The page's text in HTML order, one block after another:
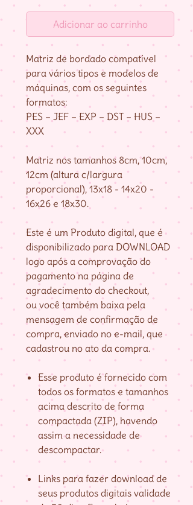
Adicionar ao carrinho
Matriz de bordado compatível
para vários tipos e modelos de
máquinas, com os seguintes
formatos:
PES – JEF – EXP – DST – HUS –
XXX
Matriz nos tamanhos 8cm, 10cm,
12cm (altura c/largura
proporcional), 13x18 - 14x20 -
16x26 e 18x30.
Este é um Produto digital, que é
disponibilizado para DOWNLOAD
logo após a comprovação do
pagamento na página de
agradecimento do checkout,
ou você também baixa pela
mensagem de confirmação de
compra, enviado no e-mail, que
cadastrou no ato da compra.
Esse produto é fornecido com
todos os formatos e tamanhos
acima descrito de forma
compactada (ZIP), havendo
assim a necessidade de
descompactar.
Links para fazer download de
seus produtos digitais validade